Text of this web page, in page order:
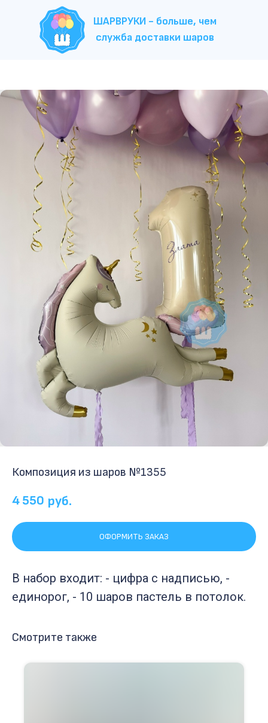
ШАРВРУКИ - больше, чем
служба доставки шаров
Композиция из шаров №1355
4 550 руб.
ОФОРМИТЬ ЗАКАЗ
В набор входит: - цифра с надписью, -
единорог, - 10 шаров пастель в потолок.
Смотрите также